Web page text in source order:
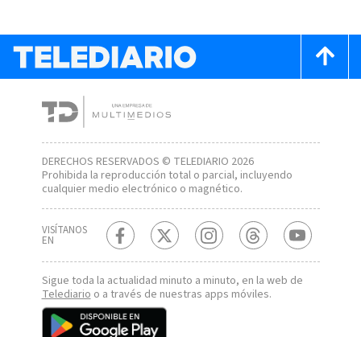
DERECHOS RESERVADOS © TELEDIARIO 2026
Prohibida la reproducción total o parcial, incluyendo
cualquier medio electrónico o magnético.
VISÍTANOS
EN
Sigue toda la actualidad minuto a minuto, en la web de
Telediarioo a través de nuestras apps móviles.